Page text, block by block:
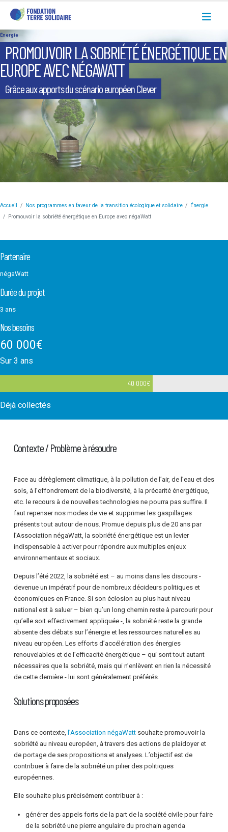
Énergie
PROMOUVOIR LA SOBRIÉTÉ ÉNERGÉTIQUE EN
EUROPE AVEC NÉGAWATT
Grâce aux apports du scénario européen Clever
Accueil Nos programmes en faveur de la transition écologique et solidaire
Énergie
Promouvoir la sobriété énergétique en Europe avec négaWatt
Partenaire
négaWatt
Durée du projet
3 ans
Nos besoins
60 000€
Sur 3 ans
40 000€
Déjà collectés
Contexte / Problème à résoudre
Face au dérèglement climatique, à la pollution de l’air, de l’eau et des
sols, à l’effondrement de la biodiversité, à la précarité énergétique,
etc. le recours à de nouvelles technologies ne pourra pas suffire. Il
faut repenser nos modes de vie et supprimer les gaspillages
présents tout autour de nous. Promue depuis plus de 20 ans par
l’Association négaWatt, la sobriété énergétique est un levier
indispensable à activer pour répondre aux multiples enjeux
environnementaux et sociaux.
Depuis l’été 2022, la sobriété est – au moins dans les discours -
devenue un impératif pour de nombreux décideurs politiques et
économiques en France. Si son éclosion au plus haut niveau
national est à saluer – bien qu’un long chemin reste à parcourir pour
qu’elle soit effectivement appliquée -, la sobriété reste la grande
absente des débats sur l’énergie et les ressources naturelles au
niveau européen. Les efforts d’accélération des énergies
renouvelables et de l’efficacité énergétique – qui sont tout autant
nécessaires que la sobriété, mais qui n’enlèvent en rien la nécessité
de cette dernière - lui sont généralement préférés.
Solutions proposées
Dans ce contexte, l’Association négaWatt souhaite promouvoir la
sobriété au niveau européen, à travers des actions de plaidoyer et
de portage de ses propositions et analyses. L’objectif est de
contribuer à faire de la sobriété un pilier des politiques
européennes.
Elle souhaite plus précisément contribuer à :
générer des appels forts de la part de la société civile pour faire
de la sobriété une pierre angulaire du prochain agenda